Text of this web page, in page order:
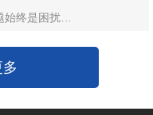
始终是困扰…